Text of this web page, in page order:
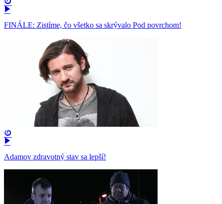
FINÁLE: Zistíme, čo všetko sa skrývalo Pod povrchom!
Adamov zdravotný stav sa lepší!